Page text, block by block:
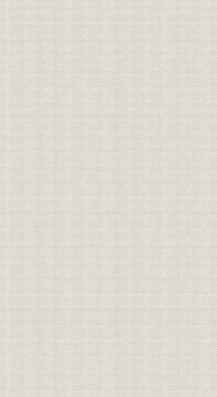
第7章 占領下の海運業
第1節 占領政策と海運管理
第2節 占領政策と大阪商船・三井船舶
第3節 海運管理下の大阪商船・三井船舶
第8章 海運業の復興
第1節 激動の海運復興
第2節 大阪商船の国際海運界復帰
1. 経営方針と組織機構
2. 国際海運界への復帰
3. 業績の好転とその限界
第3節 三井船舶の積極政策
1. 経営方針と組織機構
2. 積極策の推進
3. 業績の不安定性と資金調達
第9章 長期海運不況と海運集約
第1節 高度経済成長下の海運不況
第2節 海運不況下の大阪商船
1. 経営合理化の戦略と機構改革
2. 定期航路拡充の限界と不定期部門の強化
3. 業績の低迷と整備計画の展開